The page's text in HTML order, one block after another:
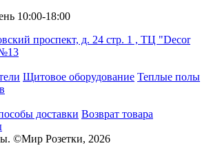
10:00-18:00
проспект, д. 24 стр. 1 , ТЦ "Decor
Щитовое оборудование Теплые полы
доставки Возврат товара
©Мир Розетки, 2026